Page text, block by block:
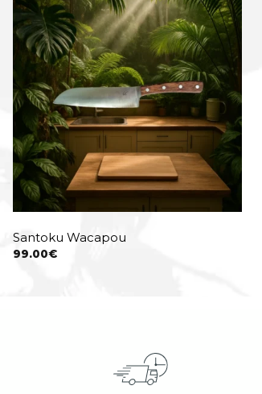
Santoku Wacapou
99.00€